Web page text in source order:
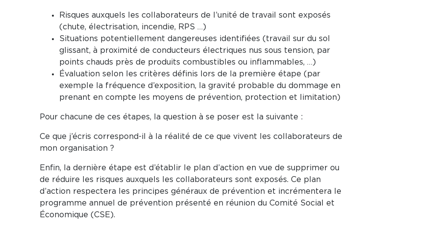
Risques auxquels les collaborateurs de l’unité de travail sont exposés
(chute, électrisation, incendie, RPS …)
Situations potentiellement dangereuses identifiées (travail sur du sol
glissant, à proximité de conducteurs électriques nus sous tension, par
points chauds près de produits combustibles ou inflammables, …)
Évaluation selon les critères définis lors de la première étape (par
exemple la fréquence d’exposition, la gravité probable du dommage en
prenant en compte les moyens de prévention, protection et limitation)
Pour chacune de ces étapes, la question à se poser est la suivante :
Ce que j’écris correspond-il à la réalité de ce que vivent les collaborateurs de
mon organisation ?
Enfin, la dernière étape est d’établir le plan d’action en vue de supprimer ou
de réduire les risques auxquels les collaborateurs sont exposés. Ce plan
d’action respectera les principes généraux de prévention et incrémentera le
programme annuel de prévention présenté en réunion du Comité Social et
Économique (CSE).